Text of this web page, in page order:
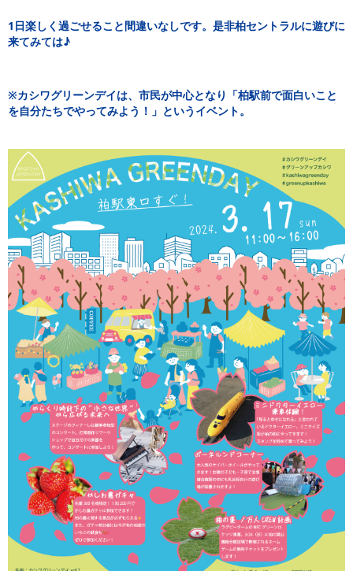
1日楽しく過ごせること間違いなしです。是非柏セントラルに遊びに
来てみては♪
※カシワグリーンデイは、市民が中心となり「柏駅前で面白いこと
を自分たちでやってみよう！」というイベント。